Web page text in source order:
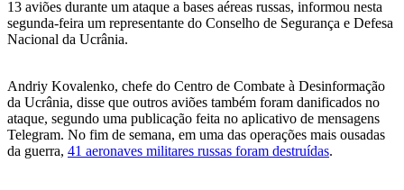
13 aviões durante um ataque a bases aéreas russas, informou nesta
segunda-feira um representante do Conselho de Segurança e Defesa
Nacional da Ucrânia.
Andriy Kovalenko, chefe do Centro de Combate à Desinformação
da Ucrânia, disse que outros aviões também foram danificados no
ataque, segundo uma publicação feita no aplicativo de mensagens
Telegram. No fim de semana, em uma das operações mais ousadas
da guerra, 41 aeronaves militares russas foram destruídas.